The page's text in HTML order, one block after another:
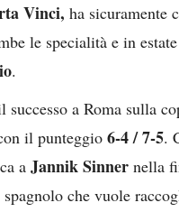
Vinci, ha sicuramente
le specialità e in
.
a Roma sulla
il punteggio 6-4 / 7-5.
a Jannik Sinner nella
che vuole